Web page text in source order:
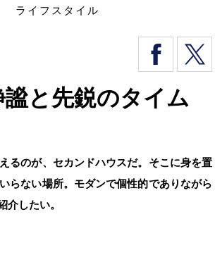
ライフスタイル
と先鋭のタイム
るのが、セカンドハウスだ。そこに身を置
らない場所。モダンで個性的でありながら
したい。